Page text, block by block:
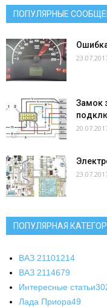
ПОПУЛЯРНЫЕ
Замок
ПОПУЛЯРНАЯ
ВАЗ 21101214
ВАЗ 2114679
Интересные статьи
Лада Приора49